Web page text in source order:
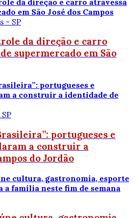
- SP
da direção e carro
supermercado em São
portugueses e
a construir a
do Jordão